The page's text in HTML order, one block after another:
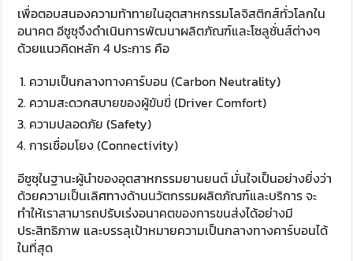
เพื่อตอบสนองความท้าทายในอุตสาหกรรมโลจิสติกส์ทั่วโลกใน
อนาคต อีซูซุจึงดำเนินการพัฒนาผลิตภัณฑ์และโซลูชั่นส์ต่างๆ
ด้วยแนวคิดหลัก 4 ประการ คือ
ความเป็นกลางทางคาร์บอน (Carbon Neutrality)
ความสะดวกสบายของผู้ขับขี่ (Driver Comfort)
ความปลอดภัย (Safety)
การเชื่อมโยง (Connectivity)
อีซูซุในฐานะผู้นำของอุตสาหกรรมยานยนต์ มั่นใจเป็นอย่างยิ่งว่า
ด้วยความเป็นเลิศทางด้านนวัตกรรมผลิตภัณฑ์และบริการ จะ
ทำให้เราสามารถปรับเร่งอนาคตของการขนส่งได้อย่างมี
ประสิทธิภาพ และบรรลุเป้าหมายความเป็นกลางทางคาร์บอนได้
ในที่สุด